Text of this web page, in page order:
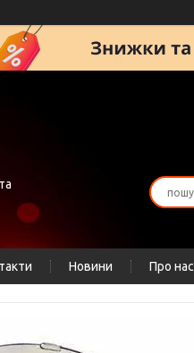
Новини Про нас